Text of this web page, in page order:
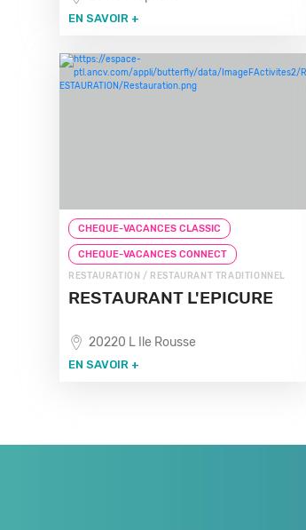
EN SAVOIR +
CHEQUE-VACANCES CLASSIC
CHEQUE-VACANCES CONNECT
RESTAURATION / RESTAURANT TRADITIONNEL
RESTAURANT L'EPICURE
20220 L Ile Rousse
EN SAVOIR +